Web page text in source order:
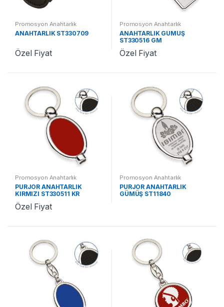
Promosyon Anahtarlık
ANAHTARLIK ST330709
Özel Fiyat
Promosyon Anahtarlık
ANAHTARLIK GÜMÜŞ
ST330516 GM
Özel Fiyat
Promosyon Anahtarlık
PURJÖR ANAHTARLIK
KIRMIZI ST330511 KR
Özel Fiyat
Promosyon Anahtarlık
PURJÖR ANAHTARLIK
GÜMÜŞ ST11840